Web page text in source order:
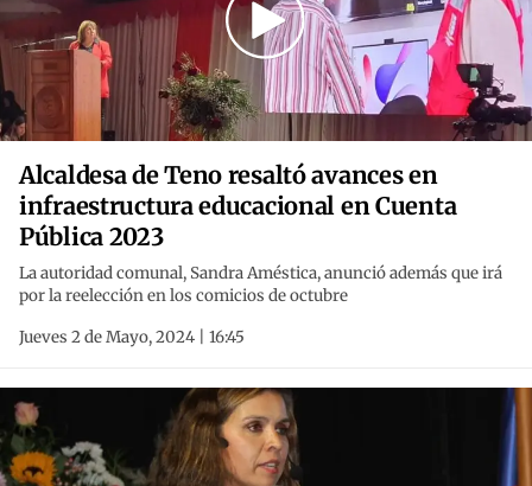
Alcaldesa de Teno resaltó avances en
infraestructura educacional en Cuenta
Pública 2023
La autoridad comunal, Sandra Améstica, anunció además que irá
por la reelección en los comicios de octubre
Jueves 2 de Mayo, 2024 | 16:45